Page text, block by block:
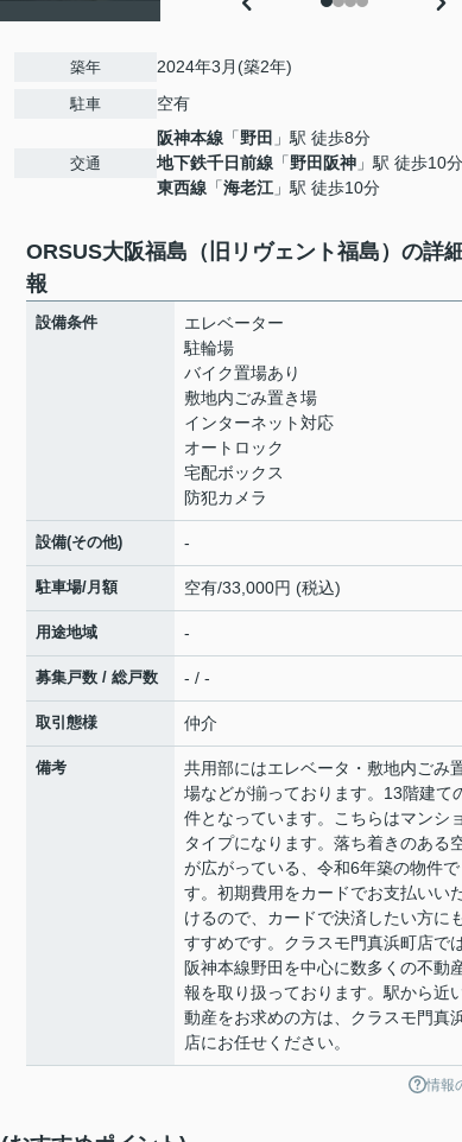
築年 2024年3月(築2年)
駐車 空有
交通
阪神本線 「野田 」駅 徒歩8分
地下鉄千日前線 「野田阪神 」駅 徒歩10分
東西線 「海老江」駅 徒歩10分
ORSUS大阪福島（旧リヴェント福島）の詳
報
設備条件
エレベーター
駐輪場
バイク置場あり
敷地内ごみ置き場
インターネット対応
オートロック
宅配ボックス
防犯カメラ
設備(その他) -
駐車場/月額 空有/33,000円 (税込)
用途地域 -
募集戸数 / 総戸数 - / -
取引態様 仲介
備考
共用部にはエレベータ・敷地内ごみ
場などが揃っております。13階建て
件となっています。こちらはマンシ
タイプになります。落ち着きのある
が広がっている、令和6年築の物件で
す。初期費用をカードでお支払いい
けるので、カードで決済したい方に
すすめです。クラスモ門真浜町店で
阪神本線野田を中心に数多くの不動
報を取り扱っております。駅から近
動産をお求めの方は、クラスモ門真
店にお任せください。
情報